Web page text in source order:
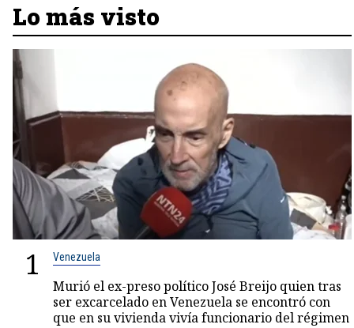
Lo más visto
1 Venezuela
Murió el ex-preso político José Breijo quien tras
ser excarcelado en Venezuela se encontró con
que en su vivienda vivía funcionario del régimen